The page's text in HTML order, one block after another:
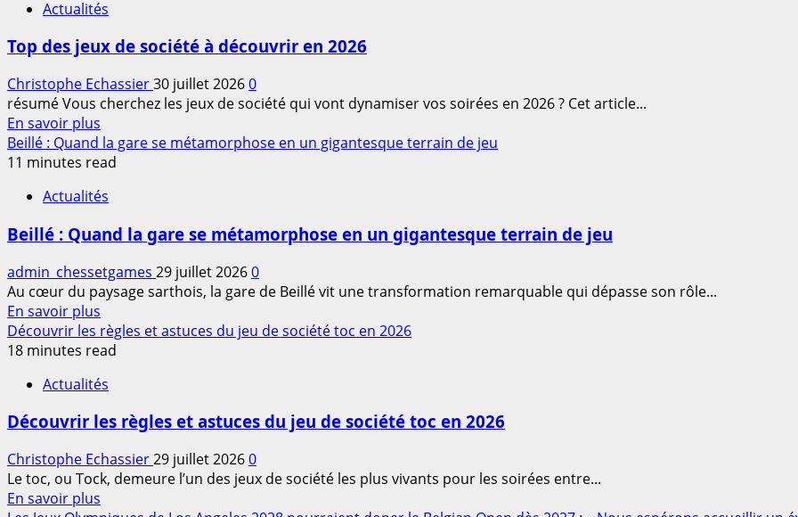
!
stratégies
pour
2026
«
pas
brassards
»
:
Quand
un
jeu
ludique
sensibilise
efficacement
au
danger
de
la
noyade
Actualités
Top des jeux de société à découvrir en 2026
Christophe Echassier30 juillet 20260
résumé Vous cherchez les jeux de société qui vont dynamiser vos soirées en 2026 ? Cet article...
En savoir plus
savoir
plus
Top
jeux
société
à
découvrir
en
2026
Beillé : Quand la gare se métamorphose en un gigantesque terrain de jeu
11 minutes read
Actualités
Beillé : Quand la gare se métamorphose en un gigantesque terrain de jeu
admin_chessetgames 29 juillet 20260
Au cœur du paysage sarthois, la gare de Beillé vit une transformation remarquable qui dépasse son rôle...
En savoir plus
savoir
plus
Beillé
Quand
gare
se
métamorphose
Découvrir les règles et astuces du jeu de société toc en 2026
18 minutes read
Actualités
Découvrir les règles et astuces du jeu de société toc en 2026
Christophe Echassier29 juillet 20260
Le toc, ou Tock, demeure l’un des jeux de société les plus vivants pour les soirées entre...
En savoir plus